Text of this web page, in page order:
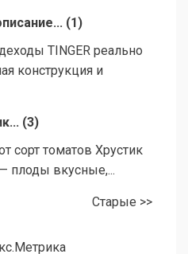
(1 )
TINGER реально
конструкция и
(3)
сорт томатов Хрустик
плоды вкусные,...
Старые >>